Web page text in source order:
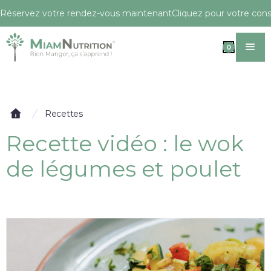
Réservez votre rendez-vous maintenantCliquez pour votre
0
Recettes
Recette vidéo : le wok
de légumes et poulet